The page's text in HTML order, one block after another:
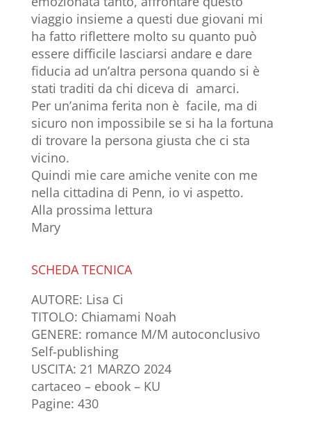
viaggio insieme a questi due giovani mi
ha fatto riflettere molto su quanto può
essere difficile lasciarsi andare e dare
fiducia ad un’altra persona quando si è
stati traditi da chi diceva di amarci.
Per un’anima ferita non è facile, ma di
sicuro non impossibile se si ha la fortuna
di trovare la persona giusta che ci sta
vicino.
Quindi mie care amiche venite con me
nella cittadina di Penn, io vi aspetto.
Alla prossima lettura
Mary
SCHEDA TECNICA
AUTORE: Lisa Ci
TITOLO: Chiamami Noah
GENERE: romance M/M autoconclusivo
Self-publishing
USCITA: 21 MARZO 2024
cartaceo – ebook – KU
Pagine: 430